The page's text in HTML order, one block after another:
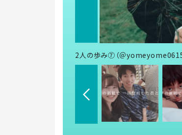
2人の歩み⑦（＠yomeyome0615